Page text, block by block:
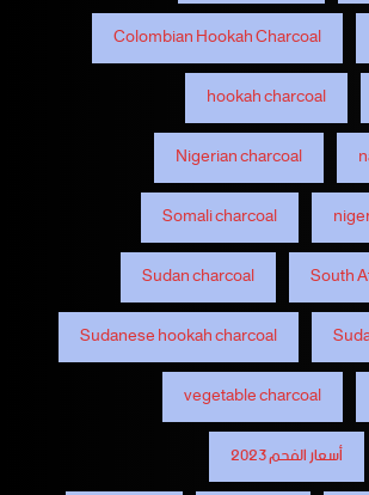
Colombian Hookah Charcoal
hookah charcoal
Nigerian charcoal
Somali charcoal
South
Sudan charcoal
Sudanese hookah charcoal
vegetable charcoal
أسعار الفحم 2023